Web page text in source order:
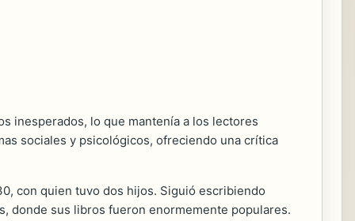
inesperados, lo que mantenía a los lectores
sociales y psicológicos, ofreciendo una crítica
con quien tuvo dos hijos. Siguió escribiendo
donde sus libros fueron enormemente populares.